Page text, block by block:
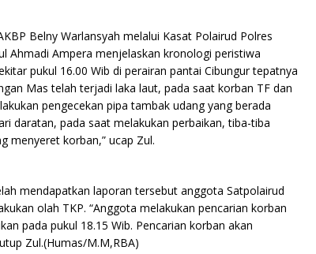
Belny Warlansyah melalui Kasat Polairud Polres
Ahmadi Ampera menjelaskan kronologi peristiwa
pukul 16.00 Wib di perairan pantai Cibungur tepatnya
Mas telah terjadi laka laut, pada saat korban TF dan
pengecekan pipa tambak udang yang berada
daratan, pada saat melakukan perbaikan, tiba-tiba
menyeret korban,” ucap Zul.
mendapatkan laporan tersebut anggota Satpolairud
olah TKP. “Anggota melakukan pencarian korban
pada pukul 18.15 Wib. Pencarian korban akan
Zul.(Humas/M.M,RBA)